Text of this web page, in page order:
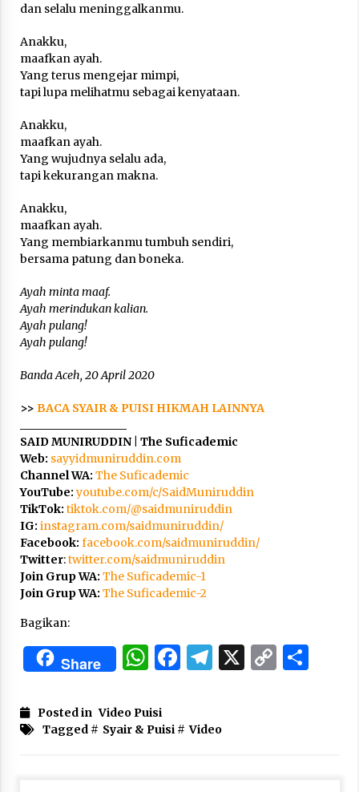
dan selalu meninggalkanmu.
Anakku,
maafkan ayah.
Yang terus mengejar mimpi,
tapi lupa melihatmu sebagai kenyataan.
Anakku,
maafkan ayah.
Yang wujudnya selalu ada,
tapi kekurangan makna.
Anakku,
maafkan ayah.
Yang membiarkanmu tumbuh sendiri,
bersama patung dan boneka.
Ayah minta maaf.
Ayah merindukan kalian.
Ayah pulang!
Ayah pulang!
Banda Aceh, 20 April 2020
>> BACA SYAIR & PUISI HIKMAH LAINNYA
SAID MUNIRUDDIN | The Suficademic
Web: sayyidmuniruddin.com
Channel WA: The Suficademic
YouTube:youtube.com/c/SaidMuniruddin
TikTok: tiktok.com/@saidmuniruddin
IG: instagram.com/saidmuniruddin/
Facebook: facebook.com/saidmuniruddin/
Twitter:twitter.com/saidmuniruddin
Join Grup WA: The Suficademic-1
Join Grup WA: The Suficademic-2
Bagikan:
Share WhatsApp
Facebook
Telegram
X Copy
Posted in Video Puisi
Tagged # Syair & Puisi# Video